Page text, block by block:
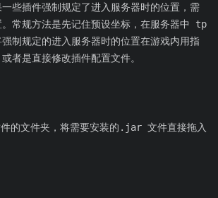
些插件强制规定了进入服务器时的位置，需
。常规方法是先记住预设坐标，在服务器中 tp
制规定的进入服务器时的位置在游戏内用指
者是直接修改插件配置文件。
的文件夹，将需要安装的.jar 文件直接拖入